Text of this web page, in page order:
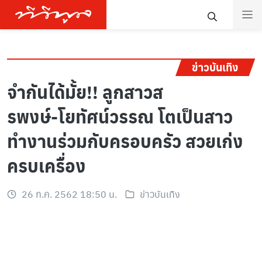
ข่าวบันเทิง
จำกันได้มั้ย!! ลูกสาวส
รพงษ์-โยทัศน์วรรณ โตเป็นสาว
ทำงานร่วมกับครอบครัว สวยเก่ง
ครบเครื่อง
26 ก.ค. 2562 18:50 น. ข่าวบันเทิง